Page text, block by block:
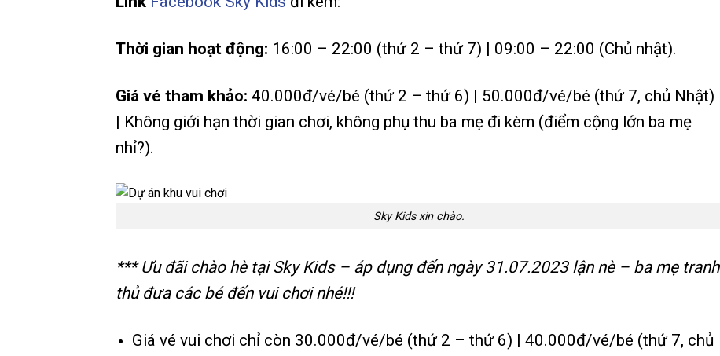
Thời gian hoạt động: 16:00 – 22:00 (thứ 2 – thứ 7) | 09:00 – 22:00 (Chủ nhật).
Giá vé tham khảo: 40.000đ/vé/bé (thứ 2 – thứ 6) | 50.000đ/vé/bé (thứ 7, chủ Nhật)
| Không giới hạn thời gian chơi, không phụ thu ba mẹ đi kèm (điểm cộng lớn ba mẹ
nhỉ?).
Sky Kids xin chào.
*** Ưu đãi chào hè tại Sky Kids – áp dụng đến ngày 31.07.2023 lận nè – ba mẹ tranh
thủ đưa các bé đến vui chơi nhé!!!
Giá vé vui chơi chỉ còn 30.000đ/vé/bé (thứ 2 – thứ 6) | 40.000đ/vé/bé (thứ 7, chủ